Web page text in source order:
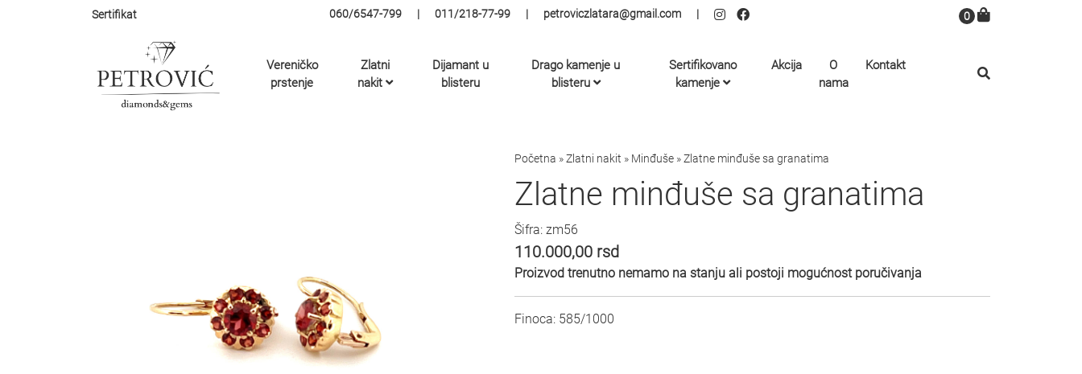
Sertifikat 060/6547-799 | 011/218-77-99 | petroviczlatara@gmail.com | 0
Vereničko
prstenje
Zlatni
nakit
Dijamant u
blisteru
Drago kamenje u
blisteru
Sertifikovano
kamenje
Akcija
O
nama
Kontakt
Početna »Zlatni nakit » Minđuše »Zlatne minđuše sa granatima
Zlatne minđuše sa granatima
Šifra: zm56
110.000,00 rsd
Proizvod trenutno nemamo na stanju ali postoji mogućnost poručivanja
Finoca: 585/1000